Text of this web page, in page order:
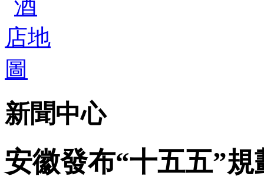
新聞中心
安徽發布“十五五”